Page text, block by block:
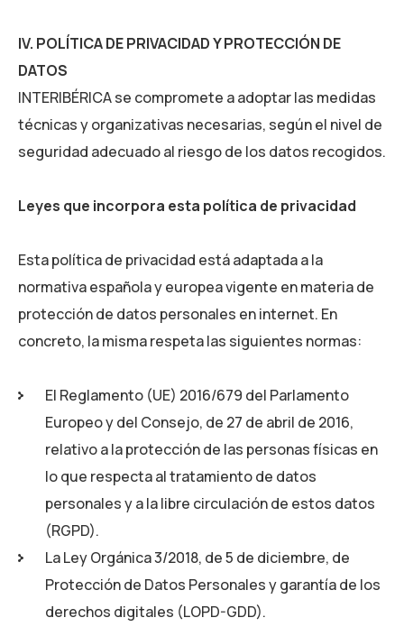
IV. POLÍTICA DE PRIVACIDAD Y PROTECCIÓN DE
DATOS
INTERIBÉRICAse compromete a adoptar las medidas
técnicas y organizativas necesarias, según el nivel de
seguridad adecuado al riesgo de los datos recogidos.
Leyes que incorpora esta política de privacidad
Esta política de privacidad está adaptada a la
normativa española y europea vigente en materia de
protección de datos personales en internet. En
concreto, la misma respeta las siguientes normas:
El Reglamento (UE) 2016/679 del Parlamento
Europeo y del Consejo, de 27 de abril de 2016,
relativo a la protección de las personas físicas en
lo que respecta al tratamiento de datos
personales y a la libre circulación de estos datos
(RGPD).
La Ley Orgánica 3/2018, de 5 de diciembre, de
Protección de Datos Personales y garantía de los
derechos digitales (LOPD-GDD).